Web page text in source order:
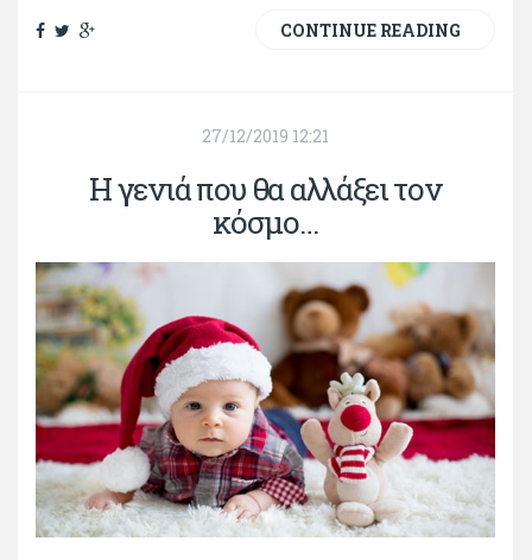
CONTINUE READING
27/12/2019 12:21
Η γενιά που θα αλλάξει τον
κόσμο…